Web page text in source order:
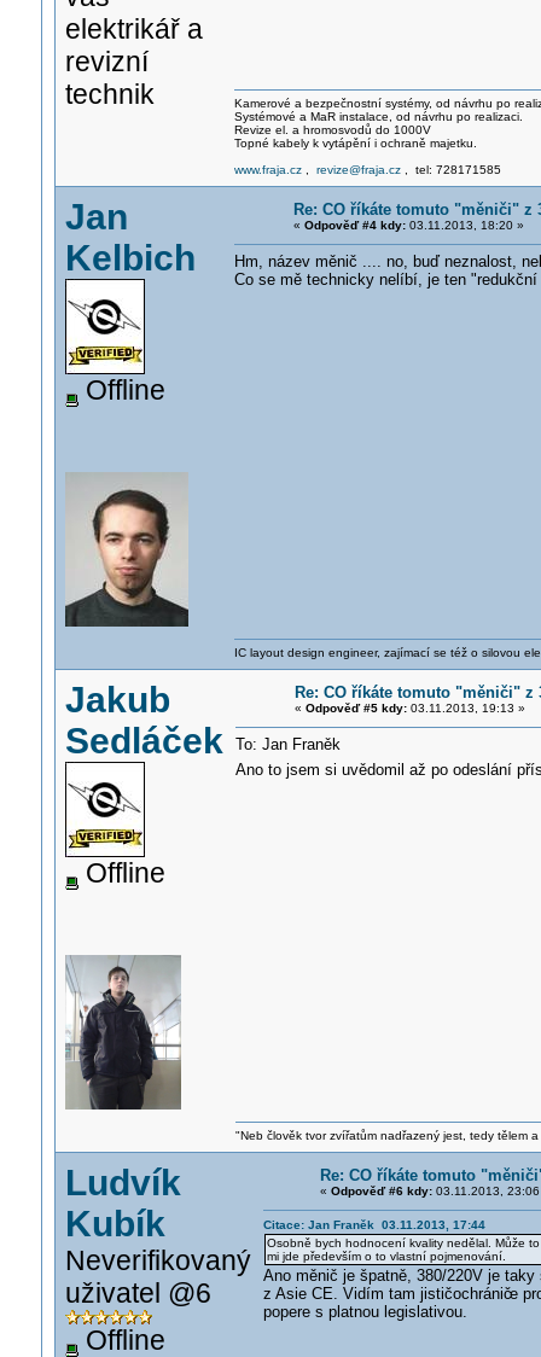
elektrikář a
revizní
technik
Kamerové a bezpečnostní systémy, od návrhu po
Systémové a MaR instalace, od návrhu po realizaci.
Revize el. a hromosvodů do 1000V
Topné kabely k vytápění i ochraně majetku.
www.fraja.cz, revize@fraja.cz, tel: 728171585
Jan
Kelbich
Offline
Re: CO říkáte tomuto "měniči" z
« Odpověď #4 kdy:03.11.2013, 18:20 »
Hm, název měnič .... no, buď neznalost,
Co se mě technicky nelíbí, je ten
IC layout design engineer, zajímací se též o silovou
Jakub
Sedláček
Offline
Re: CO říkáte tomuto "měniči" z
« Odpověď #5 kdy:03.11.2013, 19:13 »
To: Jan Franěk
Ano to jsem si uvědomil až po odeslání
"Neb člověk tvor zvířatům nadřazený jest, tedy tělem
Ludvík
Kubík
Neverifikovaný
uživatel @6
Offline
Re: CO říkáte tomuto
« Odpověď #6 kdy:03.11.2013, 23:06
Citace: Jan Franěk 03.11.2013, 17:44
Osobně bych hodnocení kvality nedělal. Může
mi jde především o to vlastní pojmenování.
Ano měnič je špatně, 380/220V je
z Asie CE. Vidím tam jističochrániče
popere s platnou legislativou.